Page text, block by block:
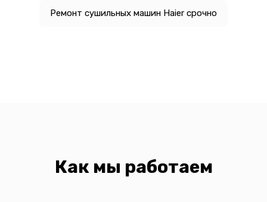
Ремонт сушильных машин Haier срочно
Как мы работаем